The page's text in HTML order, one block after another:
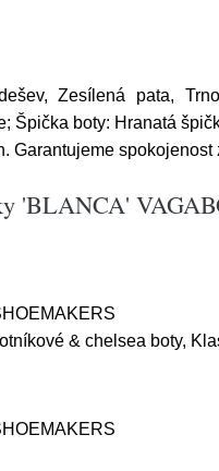
Zesílená pata,
Špička boty: Hranatá
Garantujeme spokojenost
'BLANCA'
& chelsea boty,